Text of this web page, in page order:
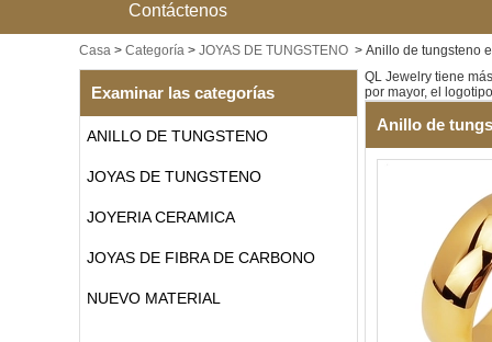
Contáctenos
Casa > Categoría > JOYAS DE TUNGSTENO > Anillo de tungsteno
Examinar las categorías
ANILLO DE TUNGSTENO
JOYAS DE TUNGSTENO
JOYERIA CERAMICA
JOYAS DE FIBRA DE CARBONO
NUEVO MATERIAL
QL Jewelry tiene
por mayor, el
Anillo de